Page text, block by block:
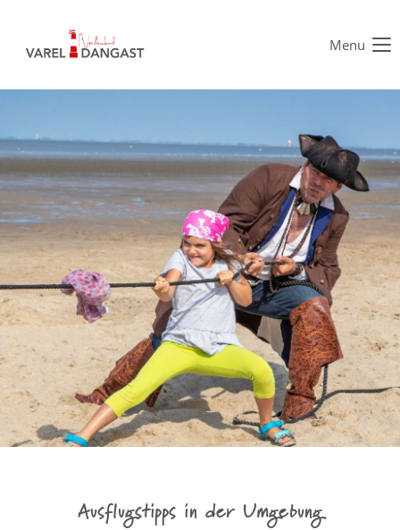
Der Eintrag "offcanvas-col1" existiert leider nicht.
Der Eintrag "offcanvas-col3" existiert leider nicht.
Der Eintrag "offcanvas-col4" existiert leider nicht.
Menu
Ausflugstipps in der Umgebung